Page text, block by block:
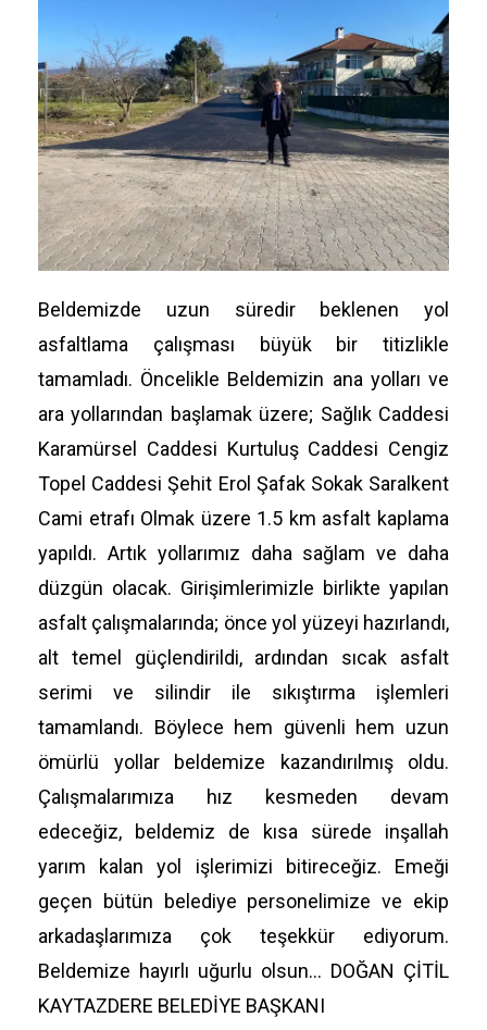
Beldemizde uzun süredir beklenen yol
asfaltlama çalışması büyük bir titizlikle
tamamladı. Öncelikle Beldemizin ana yolları ve
ara yollarından başlamak üzere; Sağlık Caddesi
Karamürsel Caddesi Kurtuluş Caddesi Cengiz
Topel Caddesi Şehit Erol Şafak Sokak Saralkent
Cami etrafı Olmak üzere 1.5 km asfalt kaplama
yapıldı. Artık yollarımız daha sağlam ve daha
düzgün olacak. Girişimlerimizle birlikte yapılan
asfalt çalışmalarında; önce yol yüzeyi hazırlandı,
alt temel güçlendirildi, ardından sıcak asfalt
serimi ve silindir ile sıkıştırma işlemleri
tamamlandı. Böylece hem güvenli hem uzun
ömürlü yollar beldemize kazandırılmış oldu.
Çalışmalarımıza hız kesmeden devam
edeceğiz, beldemiz de kısa sürede inşallah
yarım kalan yol işlerimizi bitireceğiz. Emeği
geçen bütün belediye personelimize ve ekip
arkadaşlarımıza çok teşekkür ediyorum.
Beldemize hayırlı uğurlu olsun… DOĞAN ÇİTİL
KAYTAZDERE BELEDİYE BAŞKANI